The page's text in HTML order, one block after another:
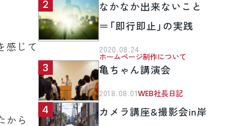
感じて
から
なかなか出来ないこと
＝「即行即止」の実践
2020.08.24
ホームページ制作について
亀ちゃん講演会
2018.08.01WEB社長日記
カメラ講座&撮影会in岸